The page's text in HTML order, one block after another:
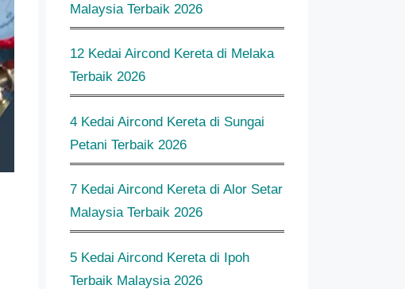
Malaysia Terbaik 2026
12 Kedai Aircond Kereta di Melaka
Terbaik 2026
4 Kedai Aircond Kereta di Sungai
Petani Terbaik 2026
7 Kedai Aircond Kereta di Alor Setar
Malaysia Terbaik 2026
5 Kedai Aircond Kereta di Ipoh
Terbaik Malaysia 2026